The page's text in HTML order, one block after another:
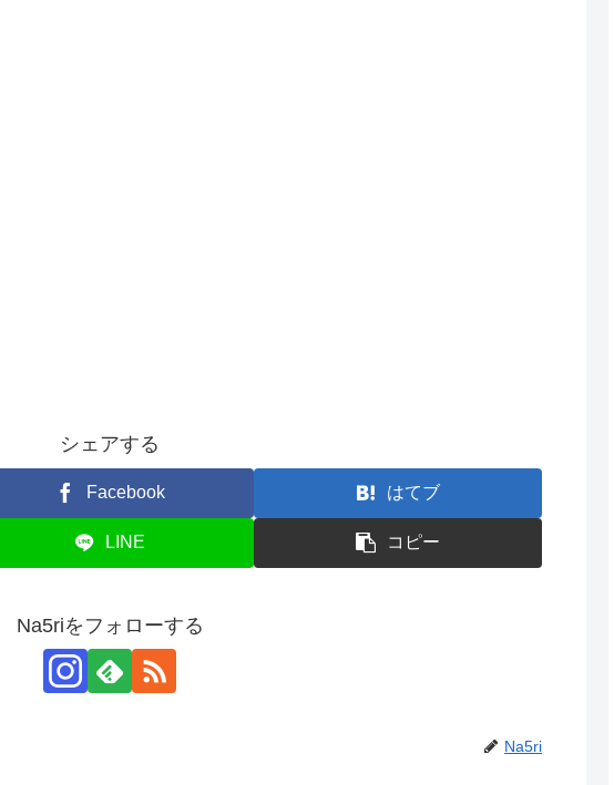
シェアする
Facebook はてブ
LINE コピー
Na5riをフォローする
Na5ri